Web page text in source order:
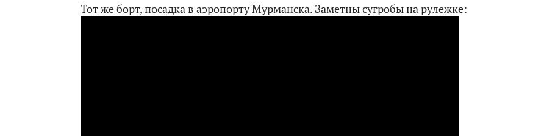
Тот же борт, посадка в аэропорту Мурманска. Заметны сугробы на рулежке: